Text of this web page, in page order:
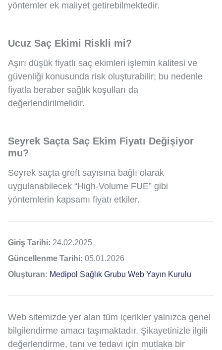
yöntemler ek maliyet getirebilmektedir.
Ucuz Saç Ekimi Riskli mi?
Aşırı düşük fiyatlı saç ekimleri işlemin kalitesi ve
güvenliği konusunda risk oluşturabilir; bu nedenle
fiyatla beraber sağlık koşulları da
değerlendirilmelidir.
Seyrek Saçta Saç Ekim Fiyatı Değişiyor
mu?
Seyrek saçta greft sayısına bağlı olarak
uygulanabilecek “High‑Volume FUE” gibi
yöntemlerin kapsamı fiyatı etkiler.
Giriş Tarihi: 24.02.2025
Güncellenme Tarihi: 05.01.2026
Oluşturan: Medipol Sağlık Grubu Web Yayın Kurulu
Web sitemizde yer alan tüm içerikler yalnızca genel
bilgilendirme amacı taşımaktadır. Şikayetinizle ilgili
değerlendirme, tanı ve tedavi için mutlaka bir